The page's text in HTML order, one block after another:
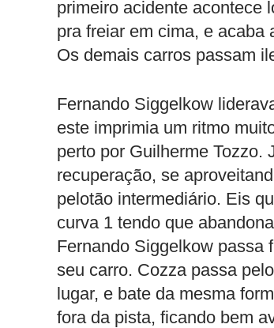
primeiro acidente acontece
pra freiar em cima, e acaba
Os demais carros passam
Fernando Siggelkow
este imprimia um ritmo
perto por Guilherme Tozzo.
recuperação, se
pelotão intermediário. Eis
curva 1 tendo que
Fernando Siggelkow passa
seu carro. Cozza passa
lugar, e bate da mesma
fora da pista, ficando bem